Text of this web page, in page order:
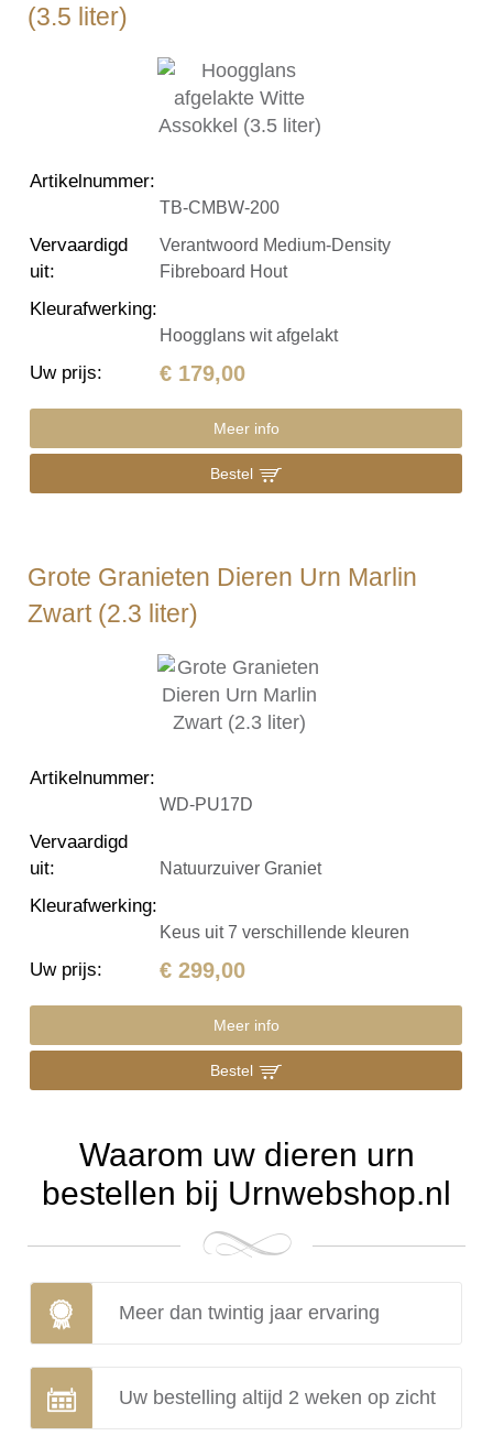
(3.5 liter)
Artikelnummer:
TB-CMBW-200
Vervaardigd
uit:
Verantwoord Medium-Density
Fibreboard Hout
Kleurafwerking:
Hoogglans wit afgelakt
Uw prijs: € 179,00
Meer info
Bestel
Grote Granieten Dieren Urn Marlin
Zwart (2.3 liter)
Artikelnummer:
WD-PU17D
Vervaardigd
uit: Natuurzuiver Graniet
Kleurafwerking:
Keus uit 7 verschillende kleuren
Uw prijs: € 299,00
Meer info
Bestel
Waarom uw dieren urn
bestellen bij Urnwebshop.nl
Meer dan twintig jaar ervaring
Uw bestelling altijd 2 weken op zicht